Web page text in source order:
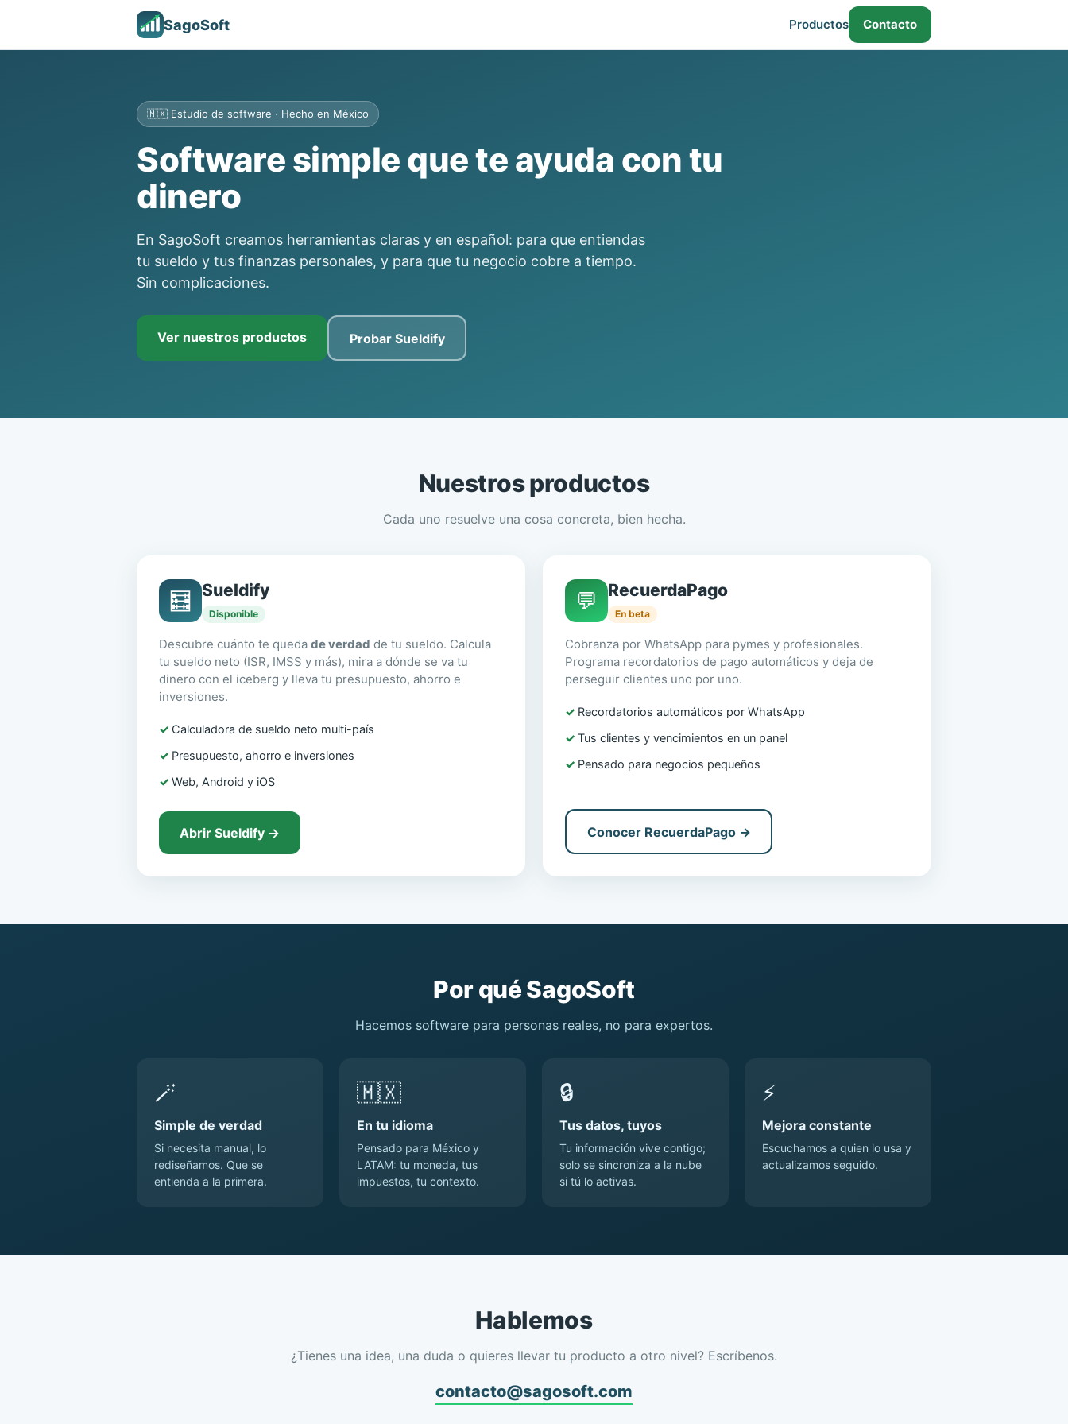
SagoSoft Productos Contacto
🇲🇽 Estudio de software · Hecho en México
Software simple que te ayuda con tu
dinero
En SagoSoft creamos herramientas claras y en español: para que entiendas
tu sueldo y tus finanzas personales, y para que tu negocio cobre a tiempo.
Sin complicaciones.
Ver nuestros productos Probar Sueldify
Nuestros productos
Cada uno resuelve una cosa concreta, bien hecha.
🧮 Sueldify
Disponible
Descubre cuánto te queda de verdad de tu sueldo. Calcula
tu sueldo neto (ISR, IMSS y más), mira a dónde se va tu
dinero con el iceberg y lleva tu presupuesto, ahorro e
inversiones.
Calculadora de sueldo neto multi-país
Presupuesto, ahorro e inversiones
Web, Android y iOS
Abrir Sueldify →
💬 RecuerdaPago
En beta
Cobranza por WhatsApp para pymes y profesionales.
Programa recordatorios de pago automáticos y deja de
perseguir clientes uno por uno.
Recordatorios automáticos por WhatsApp
Tus clientes y vencimientos en un panel
Pensado para negocios pequeños
Conocer RecuerdaPago →
Por qué SagoSoft
Hacemos software para personas reales, no para expertos.
🪄
Simple de verdad
Si necesita manual, lo
rediseñamos. Que se
entienda a la primera.
🇲🇽
En tu idioma
Pensado para México y
LATAM: tu moneda, tus
impuestos, tu contexto.
🔒
Tus datos, tuyos
Tu información vive contigo;
solo se sincroniza a la nube
si tú lo activas.
⚡
Mejora constante
Escuchamos a quien lo usa y
actualizamos seguido.
Hablemos
¿Tienes una idea, una duda o quieres llevar tu producto a otro nivel? Escríbenos.
contacto@sagosoft.com